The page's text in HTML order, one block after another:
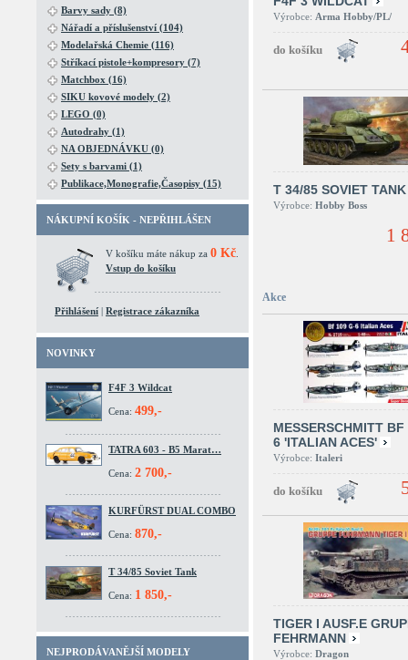
Barvy sady (8)
Nářadí a příslušenství (104)
Modelařská Chemie (116)
Stříkací pistole+kompresory (7)
Matchbox (16)
SIKU kovové modely (2)
LEGO (0)
Autodrahy (1)
NA OBJEDNÁVKU (0)
Sety s barvami (1)
Publikace,Monografie,Časopisy (15)
NÁKUPNÍ KOŠÍK - NEPŘIHLÁŠEN
V košíku máte nákup za 0 Kč
Vstup do košíku
Přihlášení | Registrace zákazníka
NOVINKY
F4F 3 Wildcat
Cena: 499,-
TATRA 603 - B5 Marat…
Cena: 2 700,-
KURFÜRST DUAL COMBO
Cena: 870,-
T 34/85 Soviet Tank
Cena: 1 850,-
NEJPRODÁVANĚJŠÍ MODELY
Výrobce: Arma Hobby/PL/
T 34/85 SOVIET TANK
Výrobce: Hobby Boss
1
Akce
MESSERSCHMITT
6 'ITALIAN ACES'
Výrobce: Italeri
TIGER I AUSF.E
FEHRMANN
Výrobce: Dragon